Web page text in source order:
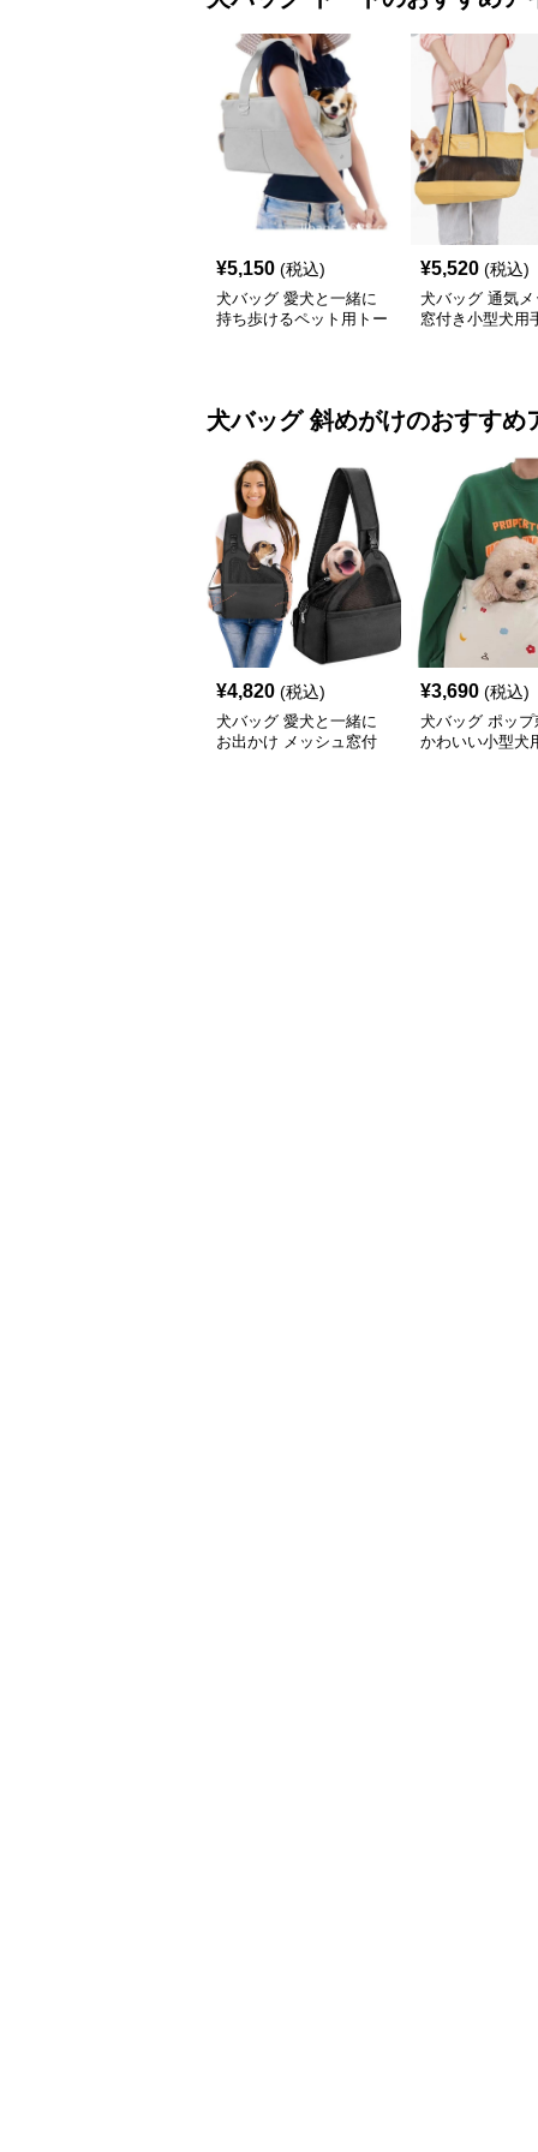
¥5,150 (税込)
犬バッグ 愛犬と一緒に
持ち歩けるペット用トー
¥5,520 (税込)
犬バッグ 通気メ
窓付き小型犬用
犬バッグ 斜めがけのおすすめ
¥4,820 (税込)
犬バッグ 愛犬と一緒に
お出かけ メッシュ窓付
¥3,690 (税込)
犬バッグ ポップ
かわいい小型犬